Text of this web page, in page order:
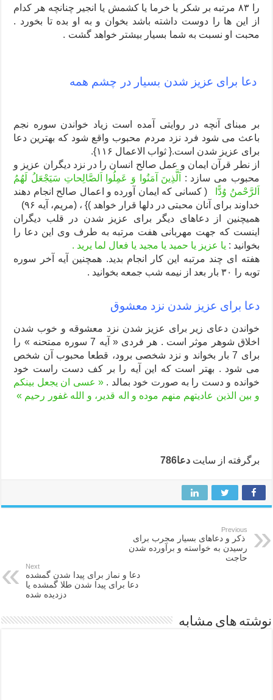
را ۸۳ مرتبه بر شکر یا خرما یا کشمش یا انجیر چنانچه هر کدام
از این ها را دوست داشته باشد بخوان و به او بده تا بخورد .
محبت او نسبت به شما بسیار بیشتر خواهد گشت .
دعا برای عزیز شدن بسیار در چشم همه
بر مبنای آنچه در روایتی آمده است زیاد خواندن سوره نجم
باعث می شود فرد نزد مردم محبوب واقع شود که بهترین دعا
برای عزیز شدن است.{ ثواب الاعمال ۱۱۶}.
از نطر قرآن ایمان و عمل صالح انسان را در نزد دیگران عزیز و
محبوب می سازد :
اَلَّذِینَ آمَنُوا وَ عَمِلُوا اَلصَّالِحاتِ سَیَجْعَلُ لَهُمُ
اَلرَّحْمنُ وُدًّا
( کسانی که ایمان آورده و اعمال صالح انجام دهند
خداوند برای آنان محبتی در دل‏ها قرار خواهد )} ، (مریم، آیه ۹۶)
همیچنین از دعاهای دیگر برای عزیز شدن در قلب دیگران
اینست که جهت مهربانی هفت مرتبه به طرف وی این دعا را
بخوانید : یا عزیز یا حمید یا مجید یا فعال لما یرید .
هفته ای چند مرتبه این کار انجام بدید. همچنین آیه آخر سوره
توبه را ۳۰ بار بعد از نیمه شب جمعه بخوانید .
دعا برای عزیز شدن نزد معشوق
خواندن دعای زیر برای عزیز شدن نزد معشوقه و خوب شدن
اخلاق شوهر موثر است . هر فردی « آیه 7 سوره ممتحنه » را
برای 7 بار بخواند و نزد شخصی برود، قطعا محبوب آن شخص
می شود . بهتر است که این آیه را بر کف دست راست خود
خوانده و دست را به صورت خود بمالد .« عسی ان یجعل بینکم
و بین الذین عادیتهم منهم موده و اله قدیر، و الله غفور رحیم »
برگرفته از سایتدعا786
Previous
ذکر و دعاهای بسیار مجرب برای
رسیدن به خواسته و برآورده شدن
حاجت
Next
دعا و نماز برای پیدا شدن گمشده
دعا برای پیدا شدن طلا گمشده یا
دزدیده شده
نوشته های مشابه